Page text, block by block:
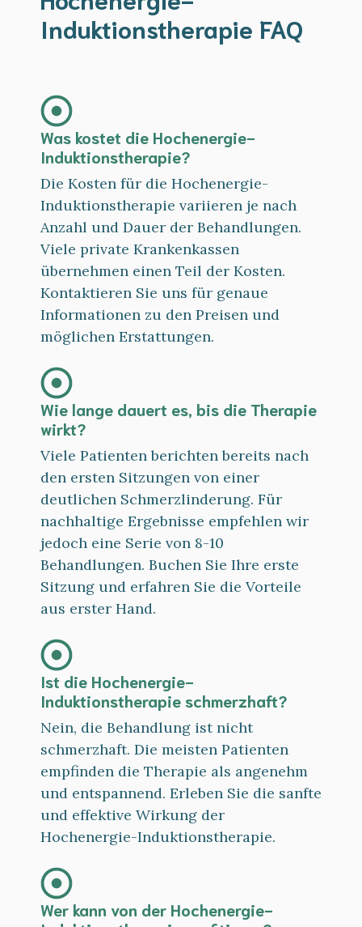
Induktionstherapie FAQ
Was kostet die Hochenergie-
Induktionstherapie?
Die Kosten für die Hochenergie-
Induktionstherapie variieren je nach
Anzahl und Dauer der Behandlungen.
Viele private Krankenkassen
übernehmen einen Teil der Kosten.
Kontaktieren Sie uns für genaue
Informationen zu den Preisen und
möglichen Erstattungen.
Wie lange dauert es, bis die Therapie
wirkt?
Viele Patienten berichten bereits nach
den ersten Sitzungen von einer
deutlichen Schmerzlinderung. Für
nachhaltige Ergebnisse empfehlen wir
jedoch eine Serie von 8-10
Behandlungen. Buchen Sie Ihre erste
Sitzung und erfahren Sie die Vorteile
aus erster Hand.
Ist die Hochenergie-
Induktionstherapie schmerzhaft?
Nein, die Behandlung ist nicht
schmerzhaft. Die meisten Patienten
empfinden die Therapie als angenehm
und entspannend. Erleben Sie die sanfte
und effektive Wirkung der
Hochenergie-Induktionstherapie.
Wer kann von der Hochenergie-